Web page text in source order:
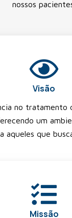
nossos
Visão
no tratamento
um
aqueles que
Missão